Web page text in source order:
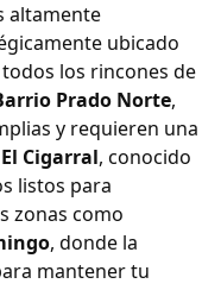
altamente
ubicado
los rincones de
Prado Norte,
y requieren una
Cigarral, conocido
listos para
zonas como
, donde la
mantener tu